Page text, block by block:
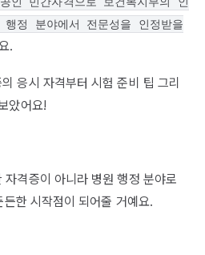
정 분야에서 전문성을 인정받을
.
응시 자격부터 시험 준비 팁 그리
았어요!
자격증이 아니라 병원 행정 분야로
한 시작점이 되어줄 거예요.